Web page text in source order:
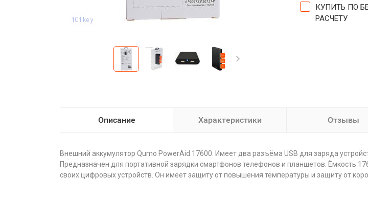
КУПИТЬ ПО
РАСЧЕТУ
Описание Характеристики Отзывы
Внешний аккумулятор Qumo PowerAid 17600. Имеет два разъёма USB для заряда
Предназначен для портативной зарядки смартфонов телефонов и планшетов. Ёмкость
своих цифровых устройств. Он имеет защиту от повышения температуры и защиту от